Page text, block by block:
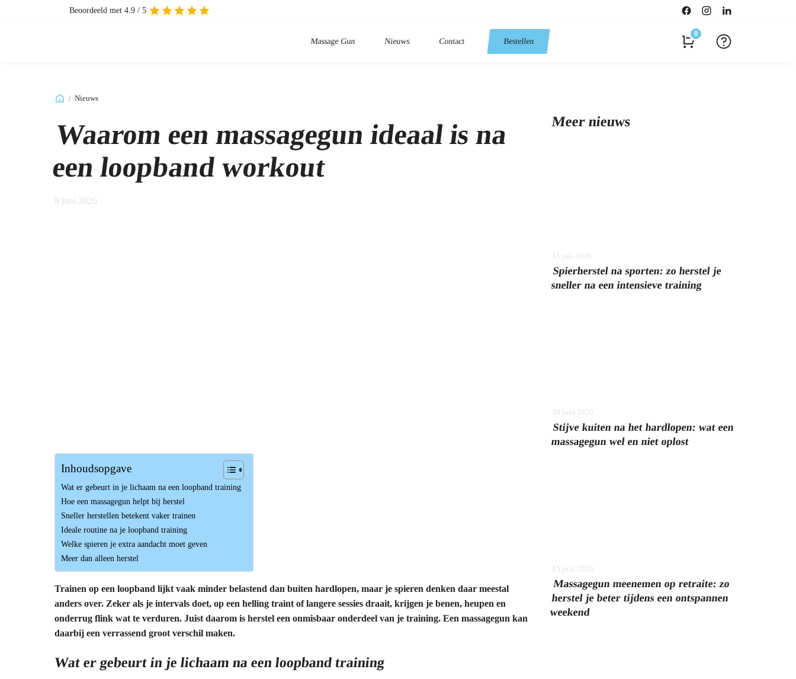
Beoordeeld met 4.9 / 5
Massage Gun Nieuws Contact Bestellen
0
/ Nieuws
Waarom een massagegun ideaal is na
een loopband workout
8 juni 2026
Inhoudsopgave
Wat er gebeurt in je lichaam na een loopband training
Hoe een massagegun helpt bij herstel
Sneller herstellen betekent vaker trainen
Ideale routine na je loopband training
Welke spieren je extra aandacht moet geven
Meer dan alleen herstel
Trainen op een loopband lijkt vaak minder belastend dan buiten hardlopen, maar je spieren denken daar meestal
anders over. Zeker als je intervals doet, op een helling traint of langere sessies draait, krijgen je benen, heupen en
onderrug flink wat te verduren. Juist daarom is herstel een onmisbaar onderdeel van je training. Een massagegun kan
daarbij een verrassend groot verschil maken.
Wat er gebeurt in je lichaam na een loopband training
Meer nieuws
13 juli 2026
Spierherstel na sporten: zo herstel je
sneller na een intensieve training
30 juni 2026
Stijve kuiten na het hardlopen: wat een
massagegun wel en niet oplost
15 juni 2026
Massagegun meenemen op retraite: zo
herstel je beter tijdens een ontspannen
weekend